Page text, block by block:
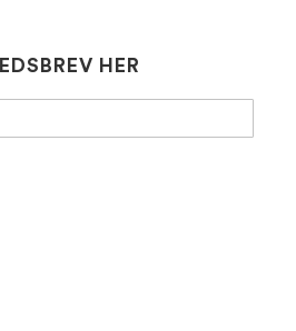
HER